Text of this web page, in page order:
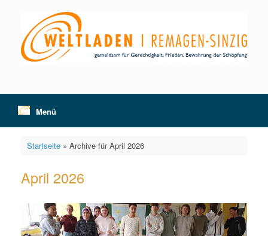
Menü
Startseite» Archive für April 2026
April 2026